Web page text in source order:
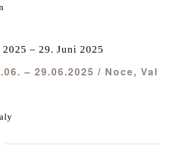
– 29.06.2025 / Noce, Val
– 29. Juni 2025